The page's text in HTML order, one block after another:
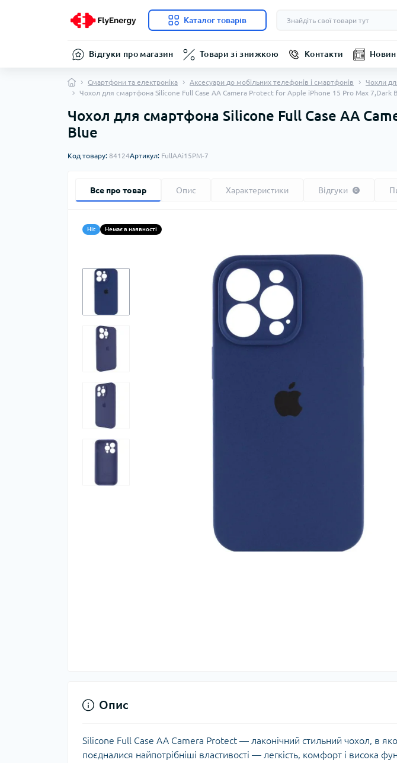
Каталог товарів
Відгуки про магазин Товари зі знижкою Контакти
Смартфони та електроніка Аксесуари до мобільних телефонів і смартфонів
Чохли
Чохол для смартфона Silicone Full Case AA Camera Protect for Apple iPhone 15 Pro Max 7,Dark
Чохол для смартфона Silicone Full Case AA
Blue
Код товару: 84124Артикул: FullAAi15PM-7
Все про товар Опис Характеристики Відгуки 0
Hit Немає в наявності
Опис
Silicone Full Case AA Camera Protect — лаконічний стильний чохол, в
поєдналися найпотрібніші властивості — легкість, комфорт і висока